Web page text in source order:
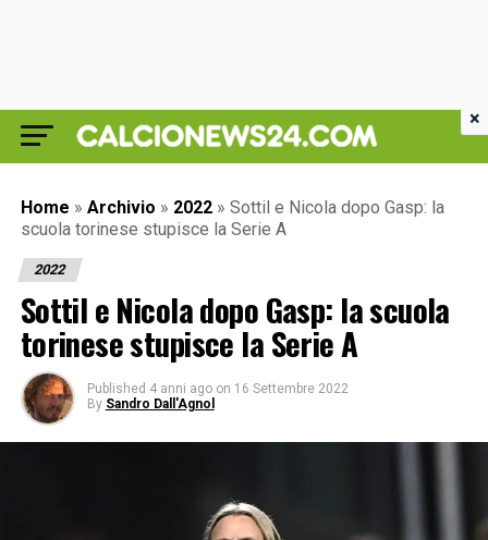
Home » Archivio » 2022 » Sottil e Nicola dopo Gasp: la
scuola torinese stupisce la Serie A
2022
Sottil e Nicola dopo Gasp: la scuola
torinese stupisce la Serie A
Published 4 anni ago on 16 Settembre 2022
By Sandro Dall'Agnol
×